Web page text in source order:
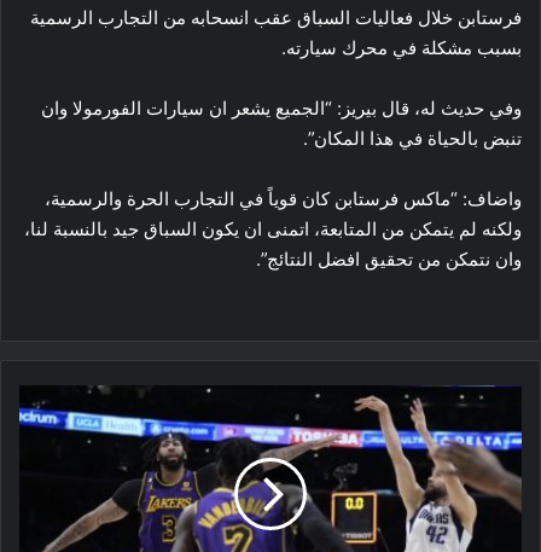
فرستابن خلال فعاليات السباق عقب انسحابه من التجارب الرسمية
بسبب مشكلة في محرك سيارته.
وفي حديث له، قال بيريز: “الجميع يشعر ان سيارات الفورمولا وان
تنبض بالحياة في هذا المكان”.
واضاف: “ماكس فرستابن كان قوياً في التجارب الحرة والرسمية،
ولكنه لم يتمكن من المتابعة، اتمنى ان يكون السباق جيد بالنسبة لنا،
وان نتمكن من تحقيق افضل النتائج”.
يحقق
الفوز
على